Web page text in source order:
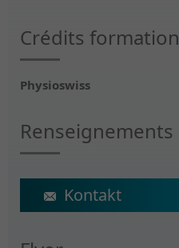
Crédits formation
Physioswiss
Renseignements
ecs@crr-suva.ch